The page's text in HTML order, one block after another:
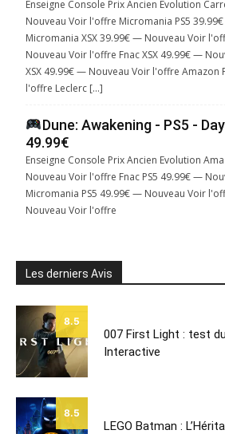
Enseigne Console Prix Ancien Evolution
Nouveau Voir l'offre Micromania PS5
Micromania XSX 39.99€ — Nouveau Voir
Nouveau Voir l'offre Fnac XSX 49.99€ —
XSX 49.99€ — Nouveau Voir l'offre Amazon
l'offre Leclerc […]
Dune: Awakening - PS5 -
49.99€
Enseigne Console Prix Ancien Evolution
Nouveau Voir l'offre Fnac PS5 49.99€ —
Micromania PS5 49.99€ — Nouveau Voir
Nouveau Voir l'offre
Les derniers Avis
8.5
007 First Light : test
Interactive
8.5
LEGO Batman :